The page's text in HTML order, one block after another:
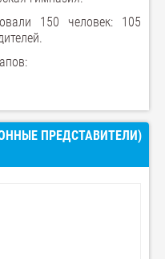
150 человек: 105
ПРЕДСТАВИТЕЛИ)